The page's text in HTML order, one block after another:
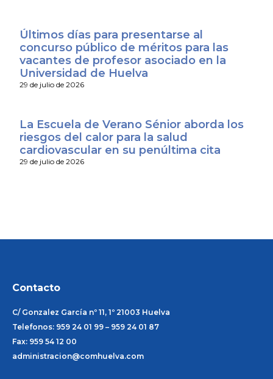
Últimos días para presentarse al
concurso público de méritos para las
vacantes de profesor asociado en la
Universidad de Huelva
29 de julio de 2026
La Escuela de Verano Sénior aborda los
riesgos del calor para la salud
cardiovascular en su penúltima cita
29 de julio de 2026
Contacto
C/ Gonzalez García nº 11, 1º 21003 Huelva
Telefonos: 959 24 01 99 – 959 24 01 87
Fax: 959 54 12 00
administracion@comhuelva.com